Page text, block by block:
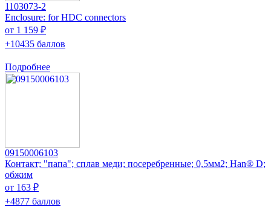
1103073-2
Enclosure: for HDC connectors
от 1 159 ₽
+10435 баллов
Подробнее
09150006103
Контакт; "папа"; сплав меди; посеребренные; 0,5мм2; Han® D;
обжим
от 163 ₽
+4877 баллов